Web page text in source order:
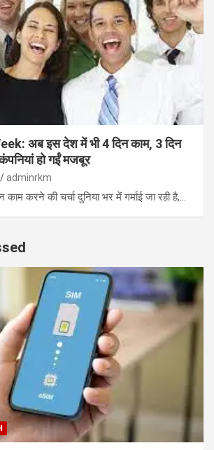
अब इस देश में भी 4 दिन काम, 3 दिन
हो गईं मजबूर
adminrkm
काम करने की चर्चा दुनिया भर में गर्माई जा रही है,…